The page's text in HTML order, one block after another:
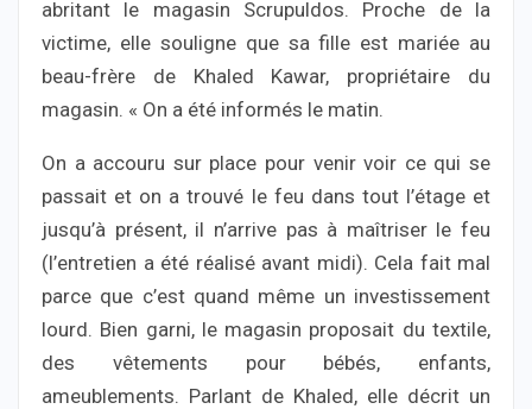
abritant le magasin Scrupuldos. Proche de la
victime, elle souligne que sa fille est mariée au
beau-frère de Khaled Kawar, propriétaire du
magasin. « On a été informés le matin.
On a accouru sur place pour venir voir ce qui se
passait et on a trouvé le feu dans tout l’étage et
jusqu’à présent, il n’arrive pas à maîtriser le feu
(l’entretien a été réalisé avant midi). Cela fait mal
parce que c’est quand même un investissement
lourd. Bien garni, le magasin proposait du textile,
des vêtements pour bébés, enfants,
ameublements. Parlant de Khaled, elle décrit un